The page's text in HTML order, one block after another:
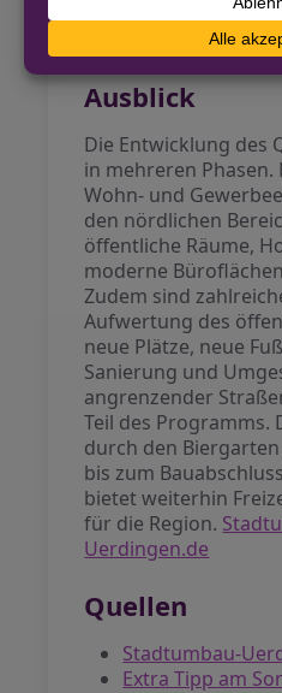
setzt damit neue
Lebensqualität am
Ausblick
Die Entwicklung des
in mehreren Phasen.
Wohn- und
den nördlichen
öffentliche Räume,
moderne
Zudem sind
Aufwertung des
neue Plätze, neue
Sanierung und
angrenzender
Teil des Programms.
durch den Biergarten
bis zum
bietet weiterhin
für die Region.
Uerdingen.de
Quellen
Stadtumbau-
Extra Tipp am